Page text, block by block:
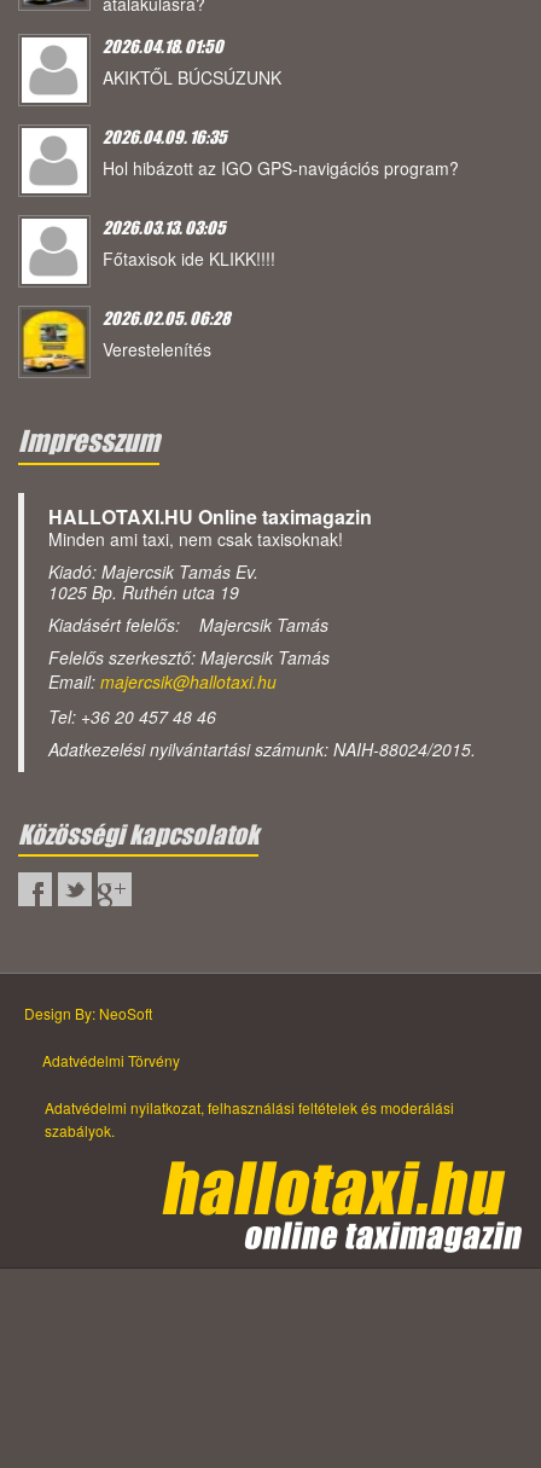
2026.04.18. 01:50
AKIKTŐL BÚCSÚZUNK
2026.04.09. 16:35
Hol hibázott az IGO GPS-navigációs program?
2026.03.13. 03:05
Főtaxisok ide KLIKK!!!!
2026.02.05. 06:28
Verestelenítés
Impresszum
HALLOTAXI.HU Online taximagazin
Minden ami taxi, nem csak taxisoknak!
Kiadó: Majercsik Tamás Ev.
1025 Bp. Ruthén utca 19
Kiadásért felelős: Majercsik Tamás
Felelős szerkesztő: Majercsik Tamás
Email: majercsik@hallotaxi.hu
Tel: +36 20 457 48 46
Adatkezelési nyilvántartási számunk: NAIH-88024/2015.
Közösségi kapcsolatok
Design By: NeoSoft
Adatvédelmi Törvény
Adatvédelmi nyilatkozat, felhasználási feltételek és moderálási
szabályok.